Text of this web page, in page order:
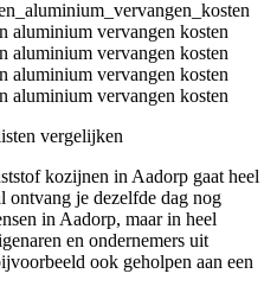
kozijnen in Aadorp gaat heel
ontvang je dezelfde dag nog
in Aadorp, maar in heel
en ondernemers uit
ook geholpen aan een